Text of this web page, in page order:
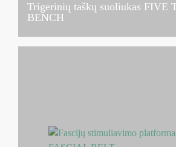
Trigerinių taškų suoliukas FIVE
BENCH